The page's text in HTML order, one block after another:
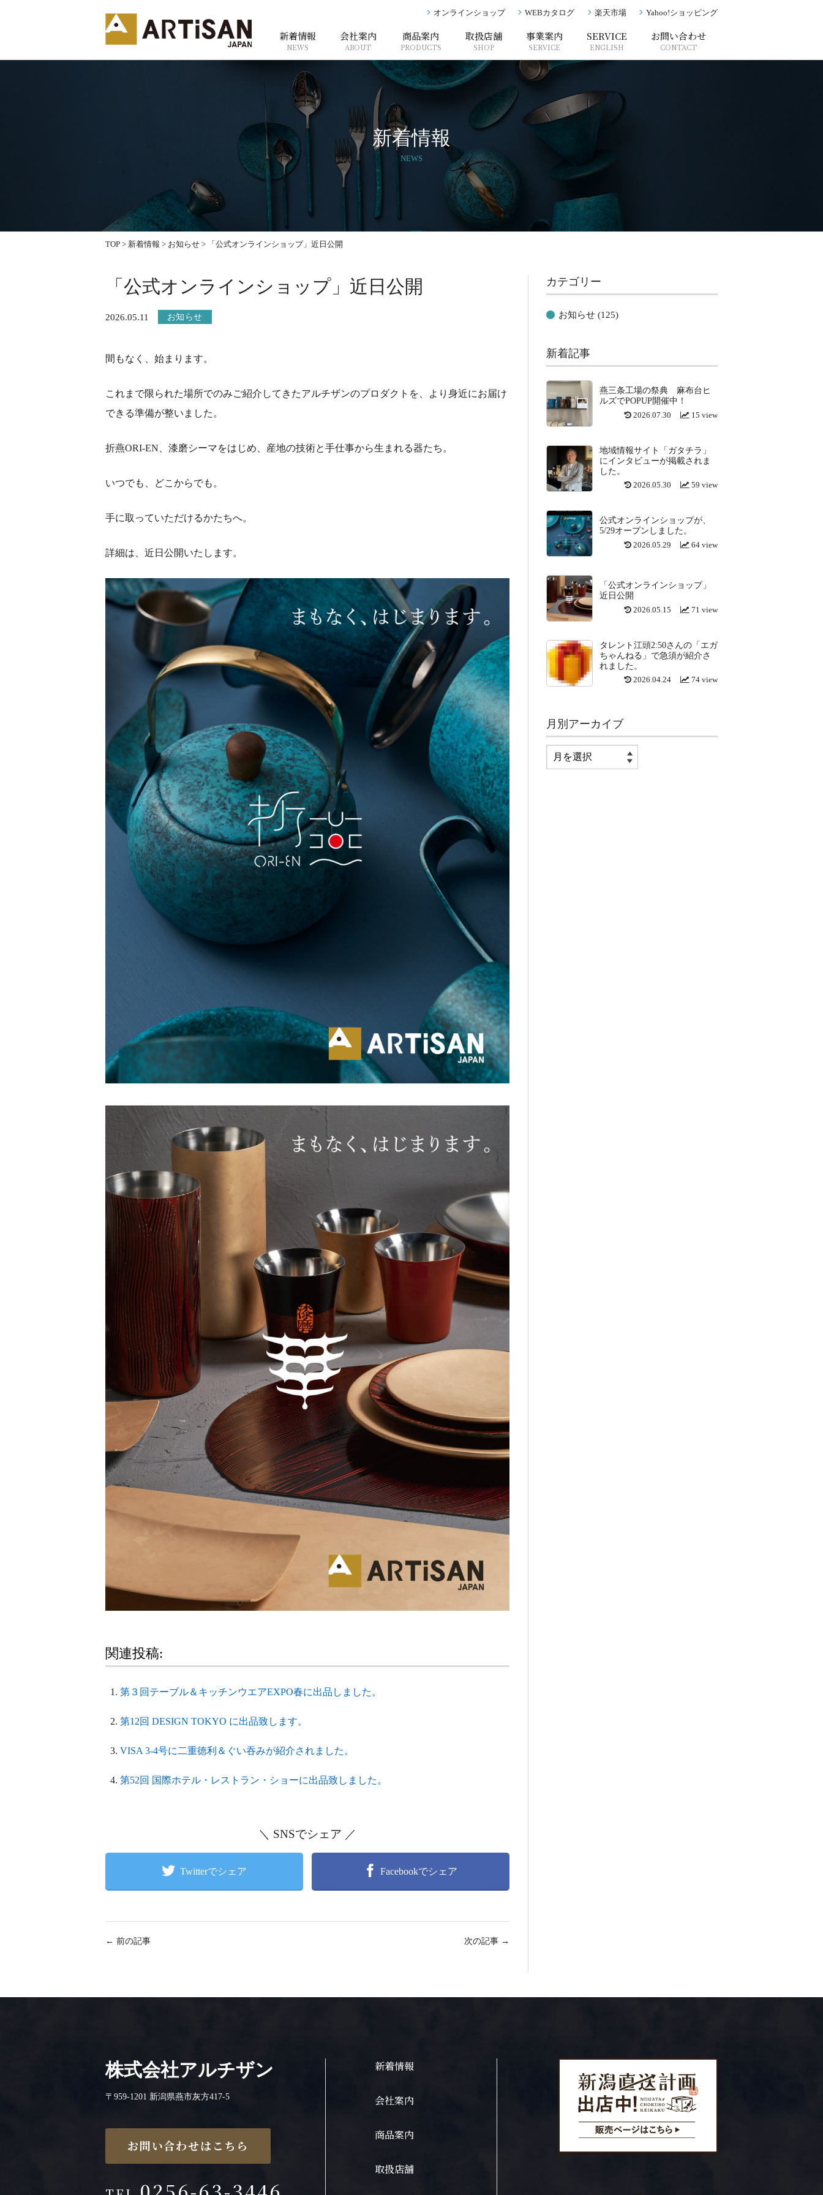
オンラインショップ WEBカタログ 楽天市場 Yahoo!ショッピング
新着情報
NEWS
会社案内
ABOUT
商品案内
PRODUCTS
取扱店舗
SHOP
事業案内
SERVICE
SERVICE
ENGLISH
お問い合わせ
CONTACT
新着情報
NEWS
TOP > 新着情報 > お知らせ > 「公式オンラインショップ」近日公開
「公式オンラインショップ」近日公開
2026.05.11 お知らせ
間もなく、始まります。
これまで限られた場所でのみご紹介してきたアルチザンのプロダクトを、より身近にお届け
できる準備が整いました。
折燕ORI-EN、漆磨シーマをはじめ、産地の技術と手仕事から生まれる器たち。
いつでも、どこからでも。
手に取っていただけるかたちへ。
詳細は、近日公開いたします。
関連投稿:
第３回テーブル＆キッチンウエアEXPO春に出品しました。
第12回 DESIGN TOKYO に出品致します。
VISA 3-4号に二重徳利＆ぐい吞みが紹介されました。
第52回 国際ホテル・レストラン・ショーに出品致しました。
＼ SNSでシェア ／
Twitterでシェア Facebookでシェア
← 前の記事 次の記事 →
カテゴリー
お知らせ (125)
新着記事
燕三条工場の祭典 麻布台ヒ
ルズでPOPUP開催中！
15 view
2026.07.30
地域情報サイト「ガタチラ」
にインタビューが掲載されま
した。
59 view
2026.05.30
公式オンラインショップが、
5/29オープンしました。
64 view
2026.05.29
「公式オンラインショップ」
近日公開
71 view
2026.05.15
タレント江頭2:50さんの「エガ
ちゃんねる」で急須が紹介さ
れました。
74 view
2026.04.24
月別アーカイブ
株式会社アルチザン
〒959-1201 新潟県燕市灰方417-5
お問い合わせはこちら
新着情報
会社案内
商品案内
取扱店舗